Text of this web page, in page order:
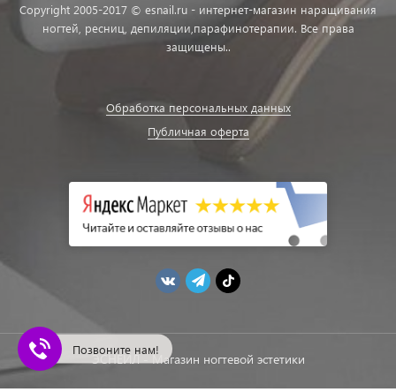
Copyright 2005-2017 © esnail.ru - интернет-магазин наращивания
ногтей, ресниц, депиляции,парафинотерапии. Все права
защищены..
Обработка персональных данных
Публичная оферта
ЭСНЕЙЛ - Магазин ногтевой эстетики
Позвоните нам!